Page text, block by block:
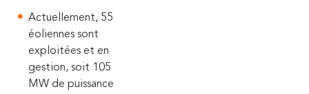
Actuellement, 55
éoliennes sont
exploitées et en
gestion, soit 105
MW de puissance